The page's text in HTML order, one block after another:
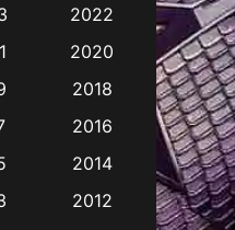
การ์ตูน
การ์ตูน
อนิเมชั่น
2022
2020
2018
2016
2014
2012